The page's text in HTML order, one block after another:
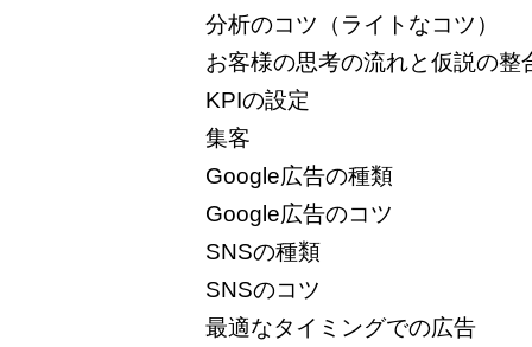
分析のコツ（ライトなコツ）
お客様の思考の流れと仮説の整
KPIの設定
集客
Google広告の種類
Google広告のコツ
SNSの種類
SNSのコツ
最適なタイミングでの広告